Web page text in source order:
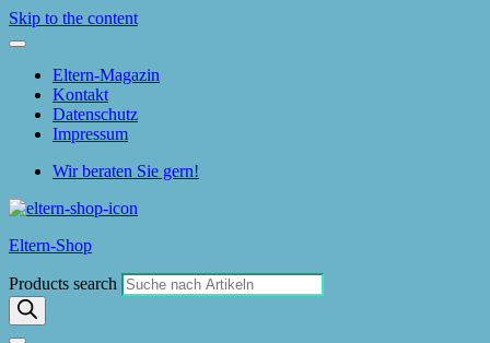
Skip to the content
Eltern-Magazin
Kontakt
Datenschutz
Impressum
Wir beraten Sie gern!
Eltern-Shop
Products search